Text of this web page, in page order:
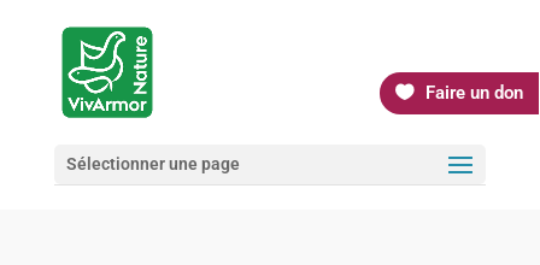
Faire un don
Sélectionner une page